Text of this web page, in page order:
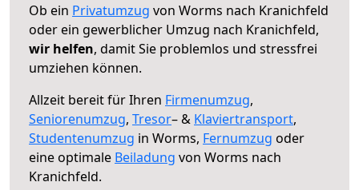
Ob ein Privatumzug von Worms nach Kranichfeld
oder ein gewerblicher Umzug nach Kranichfeld,
wir helfen, damit Sie problemlos und stressfrei
umziehen können.
Allzeit bereit für Ihren Firmenumzug,
Seniorenumzug, Tresor– & Klaviertransport,
Studentenumzug in Worms, Fernumzug oder
eine optimale Beiladung von Worms nach
Kranichfeld.